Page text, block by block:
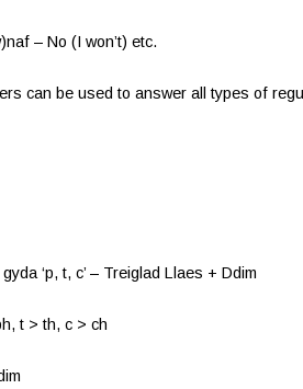
No (I won’t) etc.
can be used to answer all types of
‘p, t, c’ – Treiglad Llaes + Ddim
t > th, c > ch